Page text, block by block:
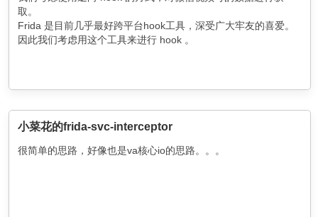
取。
Frida 是目前几乎最好跨平台hook工具，深受广大牢友的喜爱。
因此我们考虑用这个工具来进行 hook 。
小菜花的frida-svc-interceptor
很简单的思路，好像也是va核心io的思路。。。